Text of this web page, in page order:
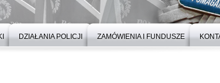
DZIAŁANIA POLICJI ZAMÓWIENIA I FUNDUSZE